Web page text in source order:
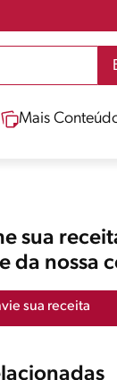
Mais
sua
da nossa
sua receita